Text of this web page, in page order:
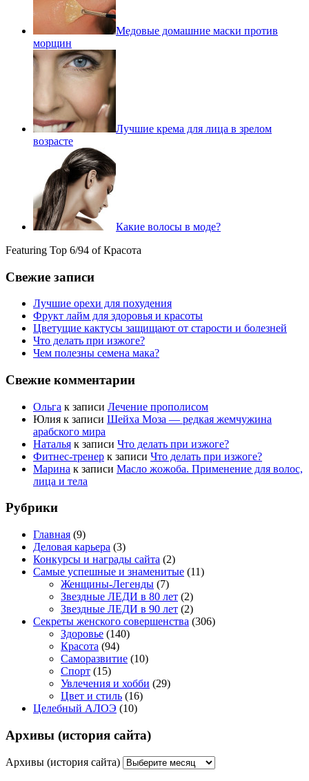
Медовые домашние маски против
морщин
Лучшие крема для лица в зрелом
возрасте
Какие волосы в моде?
Featuring Top 6/94 of Красота
Свежие записи
Лучшие орехи для похудения
Фрукт лайм для здоровья и красоты
Цветущие кактусы защищают от старости и болезней
Что делать при изжоге?
Чем полезны семена мака?
Свежие комментарии
Ольга к записи Лечение прополисом
Юлия к записи Шейха Моза — редкая жемчужина
арабского мира
Наталья к записи Что делать при изжоге?
Фитнес-тренер к записи Что делать при изжоге?
Марина к записи Масло жожоба. Применение для волос,
лица и тела
Рубрики
Главная (9)
Деловая карьера (3)
Конкурсы и награды сайта (2)
Самые успешные и знаменитые (11)
Женщины-Легенды (7)
Звездные ЛЕДИ в 80 лет (2)
Звездные ЛЕДИ в 90 лет (2)
Секреты женского совершенства (306)
Здоровье (140)
Красота (94)
Саморазвитие (10)
Спорт (15)
Увлечения и хобби (29)
Цвет и стиль (16)
Целебный АЛОЭ (10)
Архивы (история сайта)
Архивы (история сайта)